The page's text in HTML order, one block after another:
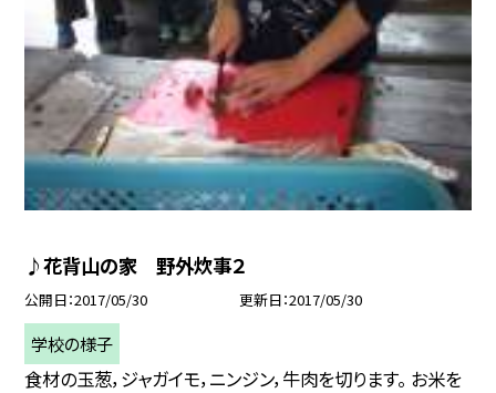
♪花背山の家 野外炊事２
公開日 2017/05/30 更新日 2017/05/30
学校の様子
食材の玉葱，ジャガイモ，ニンジン，牛肉を切ります。 お米を